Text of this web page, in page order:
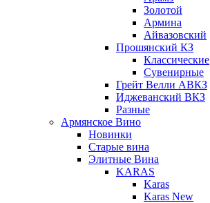
Золотой
Армина
Айвазовский
Прошянский КЗ
Классические
Сувенирные
Грейт Велли АВКЗ
Иджеванский ВКЗ
Разные
Армянское Вино
Новинки
Старые вина
Элитные Вина
KARAS
Karas
Karas New